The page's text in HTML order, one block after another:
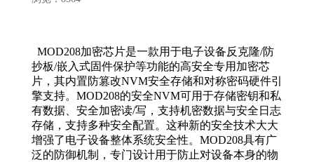
MOD208加密芯片是一款用于电子设备反克隆/防
抄板/嵌入式固件保护等功能的高安全专用加密芯
片，其内置防篡改NVM安全存储和对称密码硬件引
擎支持。MOD208的安全NVM可用于存储密钥和私
有数据、安全加密读/写，支持机密数据与安全日志
存储，支持多种安全配置。这种新的安全技术大大
增强了电子设备整体系统安全性。MOD208具有广
泛的防御机制，专门设计用于防止对设备本身的物